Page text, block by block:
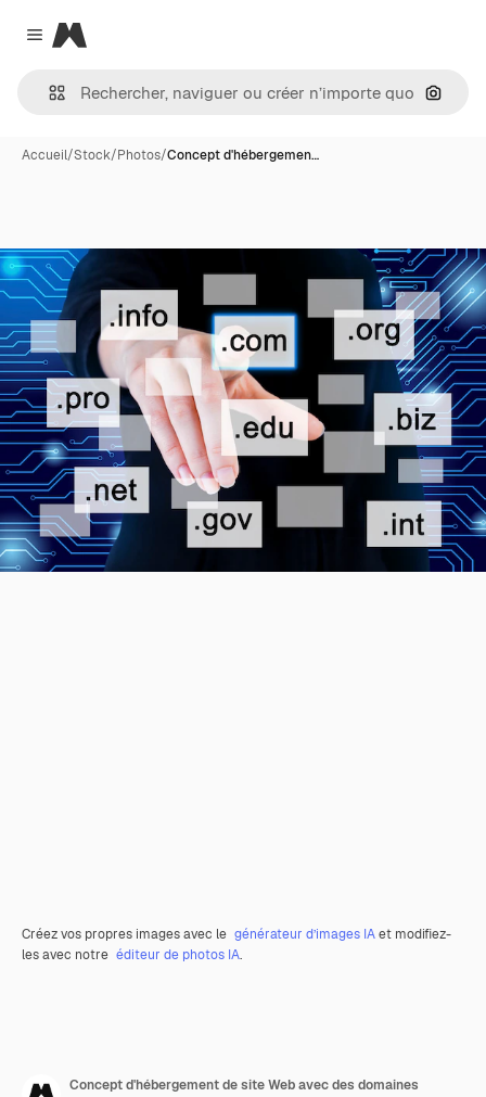
Close menu
Magnific
Accueil/Stock/Photos/Concept d'hébergemen…
Créez vos propres images avec le générateur d’images IAet modifiez-
les avec notre éditeur de photos IA.
Concept d'hébergement de site Web avec des domaines